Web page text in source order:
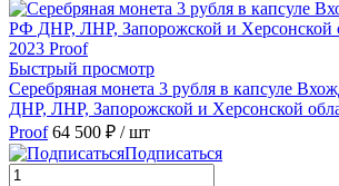
Быстрый просмотр
Серебряная монета 3 рубля в капсуле
ДНР, ЛНР, Запорожской и Херсонской
Proof 64 500 ₽ / шт
Подписаться